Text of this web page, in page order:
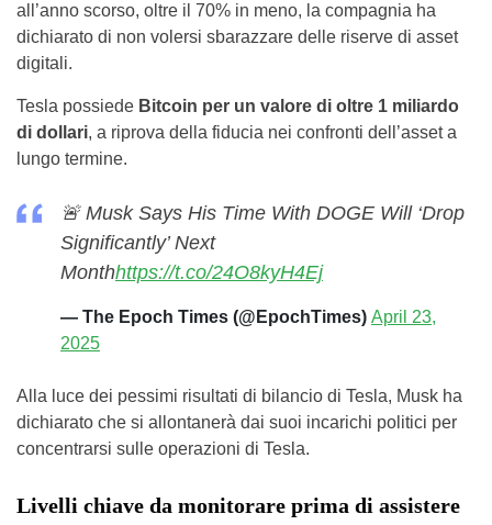
all’anno scorso, oltre il 70% in meno, la compagnia ha
dichiarato di non volersi sbarazzare delle riserve di asset
digitali.
Tesla possiede Bitcoin per un valore di oltre 1 miliardo
di dollari, a riprova della fiducia nei confronti dell’asset a
lungo termine.
🚨 Musk Says His Time With DOGE Will ‘Drop
Significantly’ Next
Monthhttps://t.co/24O8kyH4Ej
— The Epoch Times (@EpochTimes) April 23,
2025
Alla luce dei pessimi risultati di bilancio di Tesla, Musk ha
dichiarato che si allontanerà dai suoi incarichi politici per
concentrarsi sulle operazioni di Tesla.
Livelli chiave da monitorare prima di assistere